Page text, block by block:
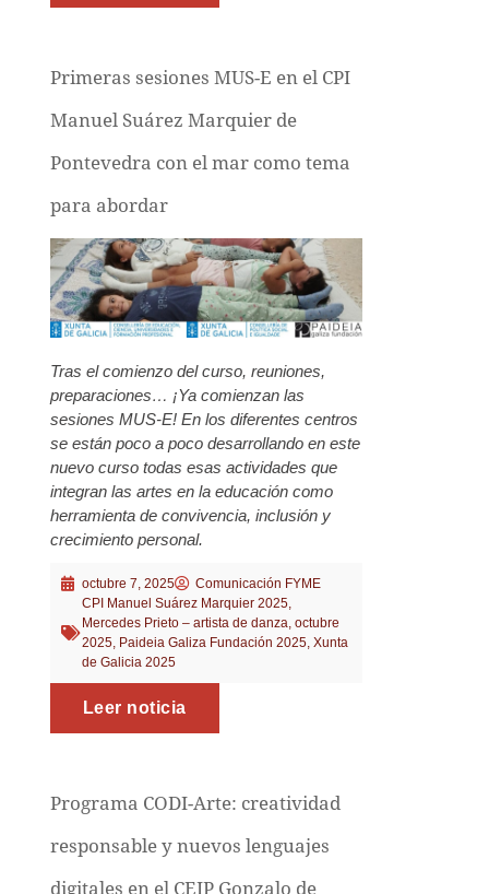
Primeras sesiones MUS-E en el CPI
Manuel Suárez Marquier de
Pontevedra con el mar como tema
para abordar
Tras el comienzo del curso, reuniones,
preparaciones… ¡Ya comienzan las
sesiones MUS-E! En los diferentes centros
se están poco a poco desarrollando en este
nuevo curso todas esas actividades que
integran las artes en la educación como
herramienta de convivencia, inclusión y
crecimiento personal.
octubre 7, 2025
Comunicación FYME
CPI Manuel Suárez Marquier 2025,
Mercedes Prieto – artista de danza, octubre
2025, Paideia Galiza Fundación 2025, Xunta
de Galicia 2025
Leer noticia
Programa CODI-Arte: creatividad
responsable y nuevos lenguajes
digitales en el CEIP Gonzalo de